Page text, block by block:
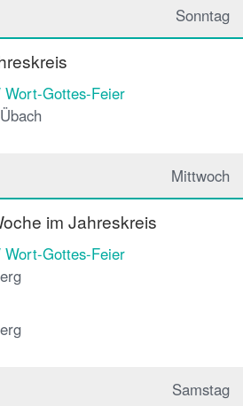
Sonntag
Wort-Gottes-Feier
Mittwoch
im Jahreskreis
Wort-Gottes-Feier
Samstag